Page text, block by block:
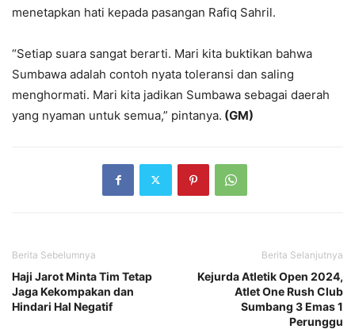
menetapkan hati kepada pasangan Rafiq Sahril.
“Setiap suara sangat berarti. Mari kita buktikan bahwa
Sumbawa adalah contoh nyata toleransi dan saling
menghormati. Mari kita jadikan Sumbawa sebagai daerah
yang nyaman untuk semua,” pintanya. (GM)
Berita Sebelumnya
Haji Jarot Minta Tim Tetap
Jaga Kekompakan dan
Hindari Hal Negatif
Berita Selanjutnya
Kejurda Atletik Open 2024,
Atlet One Rush Club
Sumbang 3 Emas 1
Perunggu